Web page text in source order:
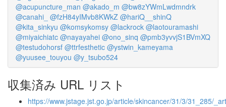
@acupuncture_man @akado_m @bw8zYWmLwdmndrk
@canahi_ @fzH84yIMvb8KWkZ @hariQ__shinQ
@kita_sinkyu @komsykomsy @lackrock @laotouramashi
@miyaichiatc @nayayahei @ono_sinq @pmb3yvvjS1BVmXQ
@testudohorsf @ttrfesthetic @ystwin_kameyama
@yuusee_touyou @y_tsubo524
収集済み URL リスト
https://www.jstage.jst.go.jp/article/skincancer/31/3/31_285/